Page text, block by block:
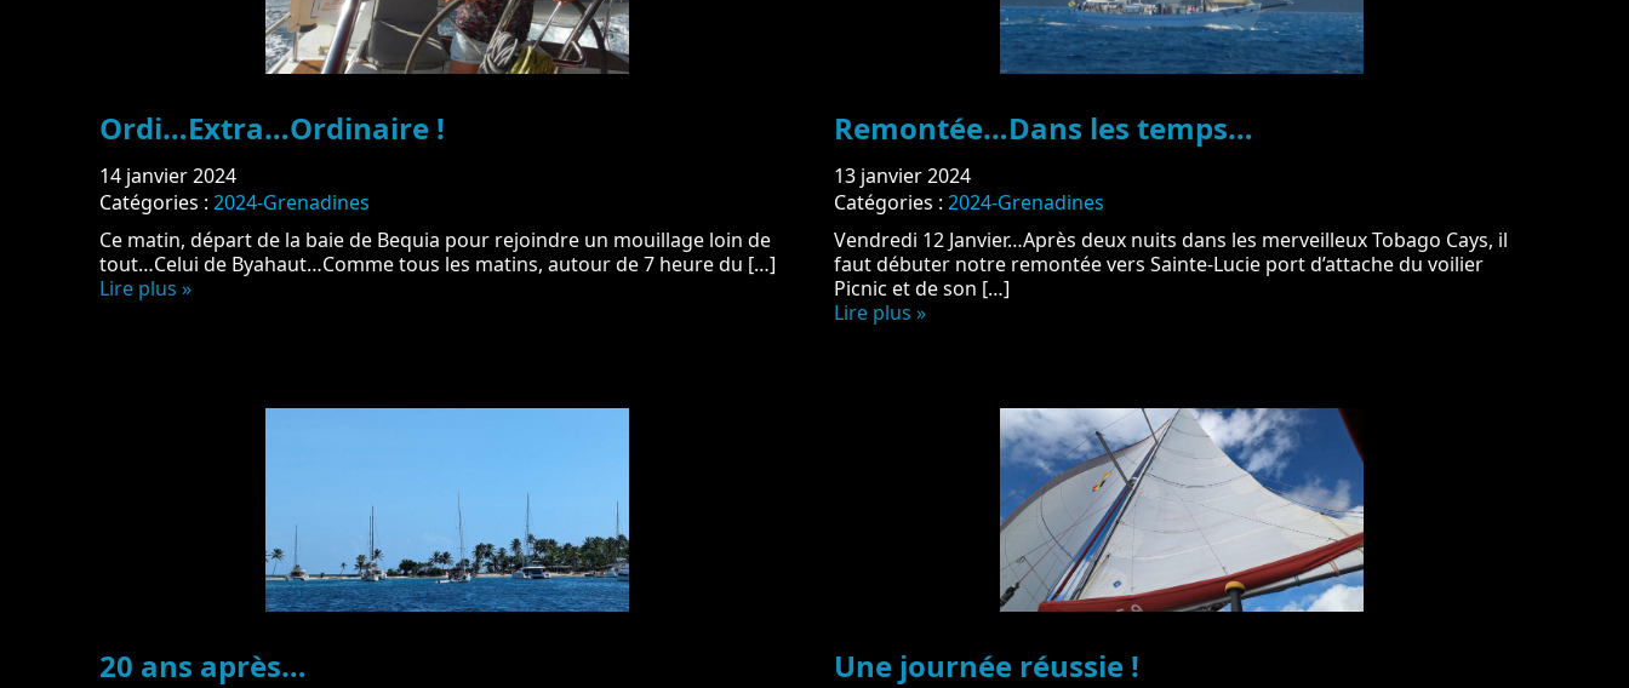
Ordi…Extra…Ordinaire !
14 janvier 2024
Catégories : 2024-Grenadines
Ce matin, départ de la baie de Bequia pour rejoindre un mouillage loin de
tout…Celui de Byahaut…Comme tous les matins, autour de 7 heure du […]
Lire plus »
Remontée…Dans les temps…
13 janvier 2024
Catégories : 2024-Grenadines
Vendredi 12 Janvier…Après deux nuits dans les merveilleux Tobago Cays, il
faut débuter notre remontée vers Sainte-Lucie port d’attache du voilier
Picnic et de son […]
Lire plus »
20 ans après… Une journée réussie !